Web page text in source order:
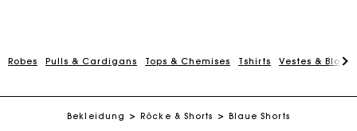
Robes Pulls & Cardigans Tops & Chemises Tshirts Vestes &
Bekleidung Röcke & Shorts Blaue Shorts
Die Maje-Geschenkkarte: Die beste Möglichkeit, das
Kostenlose Lieferung innerhalb von 2-3 Tagen